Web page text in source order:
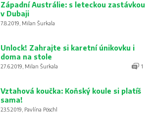
Západní Austrálie: s leteckou zastávkou
v Dubaji
7.8.2019, Milan Šurkala
Unlock! Zahrajte si karetní únikovku i
doma na stole
27.6.2019, Milan Šurkala 1
Vztahová koučka: Koňský koule si platíš
sama!
23.5.2019, Pavlína Pöschl